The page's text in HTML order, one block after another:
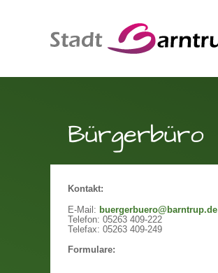
Bürgerbüro
Kontakt:
E-Mail: buergerbuero@barntrup.de
Telefon: 05263 409-222
Telefax: 05263 409-249
Formulare: